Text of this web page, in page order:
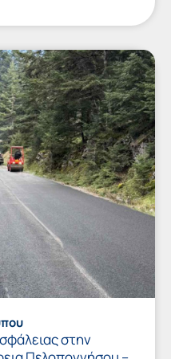
στην